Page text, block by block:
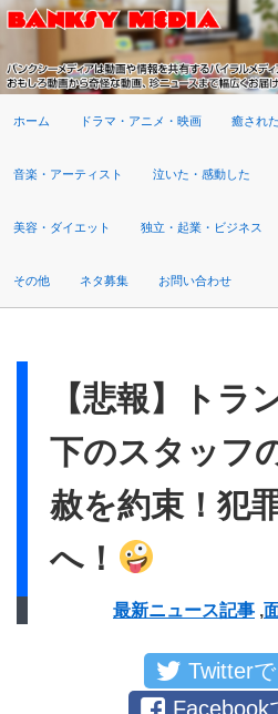
ホーム ドラマ・アニメ・映画 癒された
音楽・アーティスト 泣いた・感動した
美容・ダイエット 独立・起業・ビジネス
その他 ネタ募集 お問い合わせ
【悲報】トラ
下のスタッフ
赦を約束！犯
へ！
最新ニュース記事 ,
Twitter
Facebook